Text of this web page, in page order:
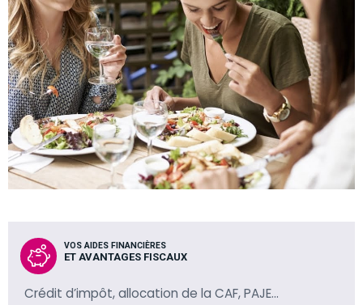
VOS AIDES FINANCIÈRES
ET AVANTAGES FISCAUX
Crédit d’impôt, allocation de la CAF, PAJE…